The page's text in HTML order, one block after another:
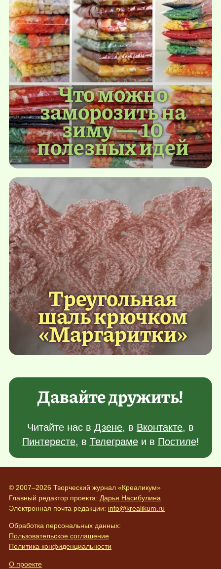
Что можно
заморозить на
зиму — 10
полезных идей
Треугольная
шаль крючком
«Маргаритки»
Давайте дружить!
Читайте нас в Дзене, в Вконтакте, в
Пинтересте, в Телеграмеи в Постиле!
© 2007–2026 Творческий журнал «Креаликум»
Главный редактор проекта: Дарья Насибулина
Электронная почта редакции: info@krealikum.ru
Обработка персональных данных:
Пользовательское соглашение
Политика конфиденциальности
О проекте